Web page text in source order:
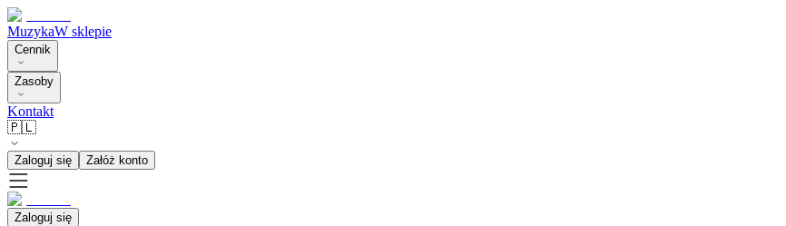
MuzykaW sklepie
Cennik
Zasoby
Kontakt
🇵🇱
Zaloguj się Załóż konto
Zaloguj się